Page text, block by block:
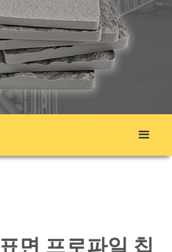
면 프로파일 칩